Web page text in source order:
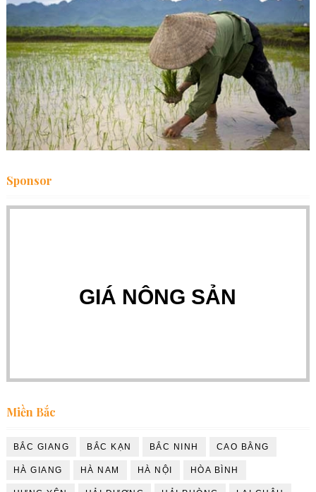
Sponsor
GIÁ NÔNG SẢN
Miền Bắc
BẮC GIANG BẮC KẠN BẮC NINH CAO BẰNG
HÀ GIANG HÀ NAM HÀ NỘI HÒA BÌNH